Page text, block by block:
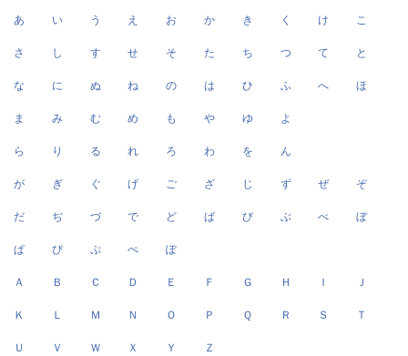
あ い う え お か き く け こ
さ し す せ そ た ち つ て と
な に ぬ ね の は ひ ふ へ ほ
ま み む め も や ゆ よ
ら り る れ ろ わ を ん
が ぎ ぐ げ ご ざ じ ず ぜ ぞ
だ ぢ づ で ど ば び ぶ べ ぼ
ぱ ぴ ぷ ぺ ぽ
Ａ Ｂ Ｃ Ｄ Ｅ Ｆ Ｇ Ｈ Ｉ Ｊ
Ｋ Ｌ Ｍ Ｎ Ｏ Ｐ Ｑ Ｒ Ｓ Ｔ
Ｕ Ｖ Ｗ Ｘ Ｙ Ｚ